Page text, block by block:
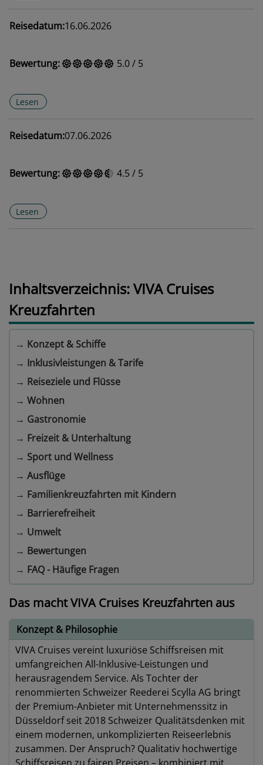
Reisedatum:16.06.2026
Bewertung: 5.0/ 5
Lesen
Reisedatum:07.06.2026
Bewertung: 4.5/ 5
Lesen
Inhaltsverzeichnis: VIVA Cruises
Kreuzfahrten
→ Konzept & Schiffe
→ Inklusivleistungen & Tarife
→ Reiseziele und Flüsse
→ Wohnen
→ Gastronomie
→ Freizeit & Unterhaltung
→ Sport und Wellness
→ Ausflüge
→ Familienkreuzfahrten mit Kindern
→ Barrierefreiheit
→ Umwelt
→ Bewertungen
→ FAQ - Häufige Fragen
Das macht VIVA Cruises Kreuzfahrten aus
Konzept & Philosophie
VIVA Cruises vereint luxuriöse Schiffsreisen mit
umfangreichen All-Inklusive-Leistungen und
herausragendem Service. Als Tochter der
renommierten Schweizer Reederei Scylla AG bringt
der Premium-Anbieter mit Unternehmenssitz in
Düsseldorf seit 2018 Schweizer Qualitätsdenken mit
einem modernen, unkomplizierten Reiseerlebnis
zusammen. Der Anspruch? Qualitativ hochwertige